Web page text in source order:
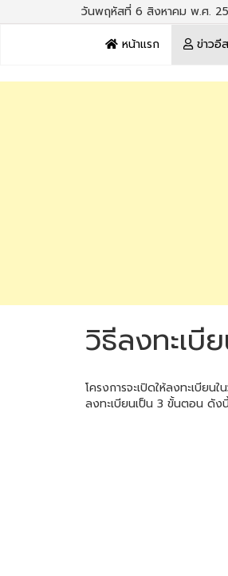
วันพฤหัสที่ 6 สิงหาคม พ.ศ.
หน้าแรก
ข่าวอี
วิธีลงทะเบี
โครงการจะเปิดให้ลงทะเบีย
ลงทะเบียนเป็น 3 ขั้นตอน ดัง